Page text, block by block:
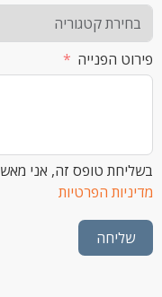
טופס זה, אני מאשר/ת את
הפרטיות